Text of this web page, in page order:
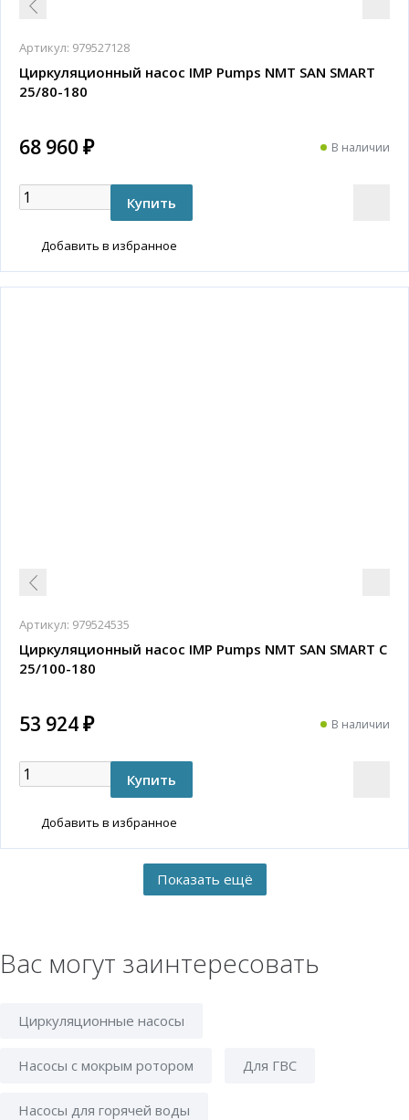
Артикул: 979527128
Циркуляционный насос IMP Pumps NMT SAN SMART
25/80-180
68 960 ₽ В наличии
Добавить в избранное
Артикул: 979524535
Циркуляционный насос IMP Pumps NMT SAN SMART C
25/100-180
53 924 ₽ В наличии
Добавить в избранное
Вас могут заинтересовать
Циркуляционные насосы
Насосы с мокрым ротором Для ГВС
Насосы для горячей воды